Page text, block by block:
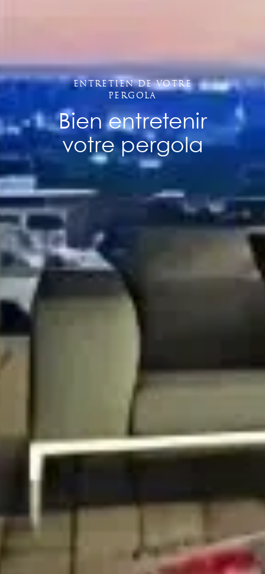
Entretien de votre
pergola
Bien entretenir
votre pergola